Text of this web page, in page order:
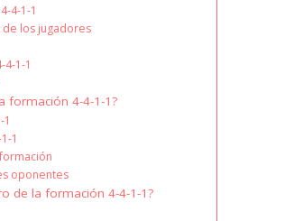
4-1-1
los jugadores
1-1
formación 4-4-1-1?
1
oponentes
de la formación 4-4-1-1?